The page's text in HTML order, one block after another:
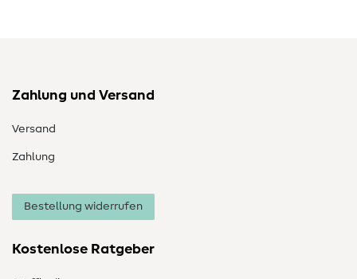
Zahlung und Versand
Versand
Zahlung
Bestellung widerrufen
Kostenlose Ratgeber